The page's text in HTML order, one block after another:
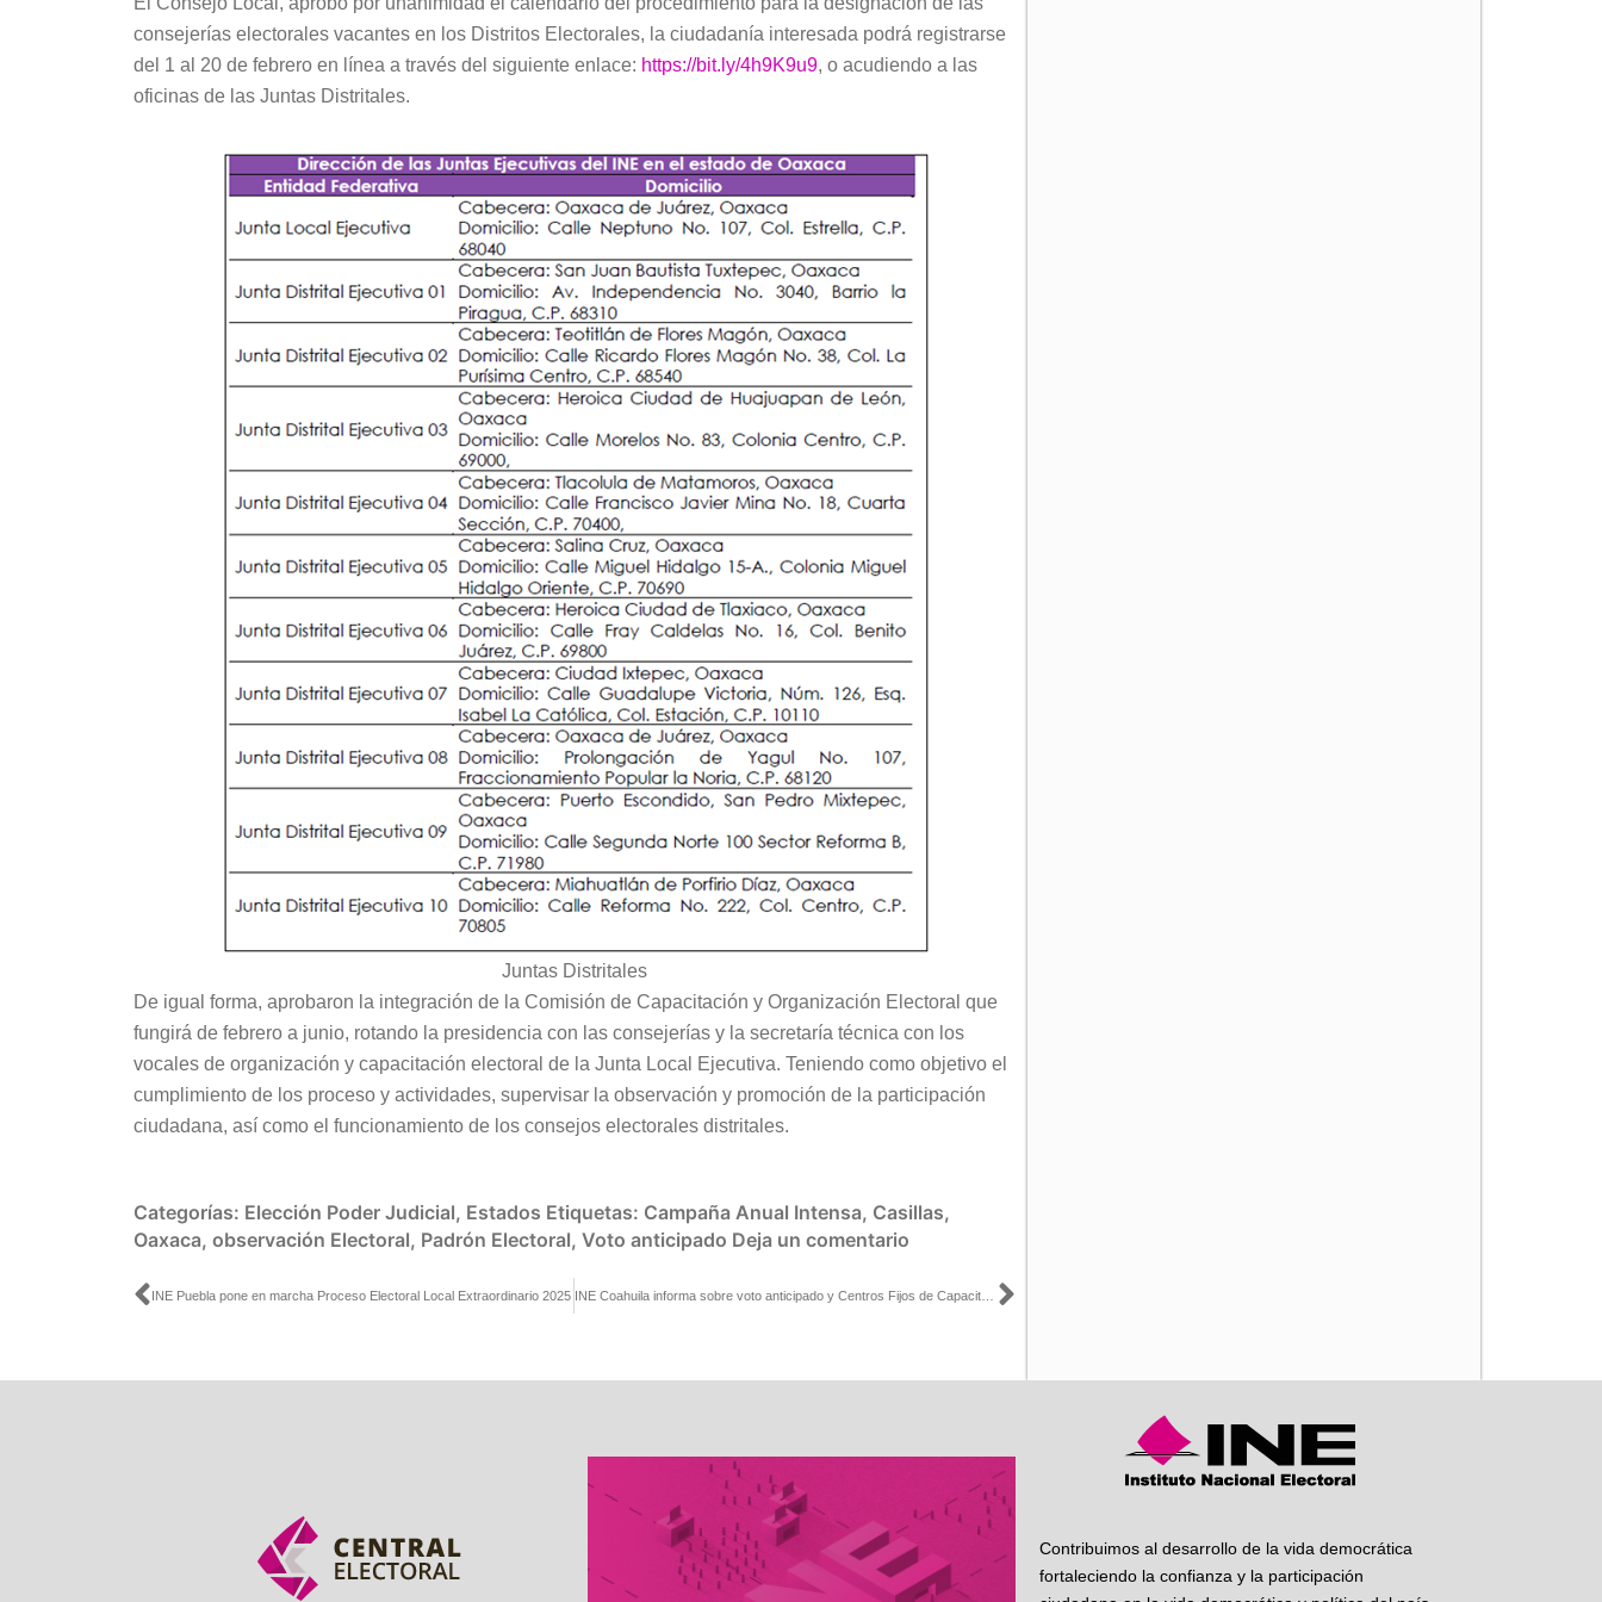
consejerías electorales vacantes en los Distritos Electorales, la ciudadanía interesada podrá registrarse
del 1 al 20 de febrero en línea a través del siguiente enlace: https://bit.ly/4h9K9u9, o acudiendo a las
oficinas de las Juntas Distritales.
Juntas Distritales
De igual forma, aprobaron la integración de la Comisión de Capacitación y Organización Electoral que
fungirá de febrero a junio, rotando la presidencia con las consejerías y la secretaría técnica con los
vocales de organización y capacitación electoral de la Junta Local Ejecutiva. Teniendo como objetivo el
cumplimiento de los proceso y actividades, supervisar la observación y promoción de la participación
ciudadana, así como el funcionamiento de los consejos electorales distritales.
Categorías: Elección Poder Judicial, Estados Etiquetas: Campaña Anual Intensa, Casillas,
Oaxaca, observación Electoral, Padrón Electoral, Voto anticipado Deja un comentario
Ant
INE Puebla pone en marcha Proceso Electoral Local Extraordinario 2025 Siguiente
Contribuimos al desarrollo de la vida democrática
fortaleciendo la confianza y la participación